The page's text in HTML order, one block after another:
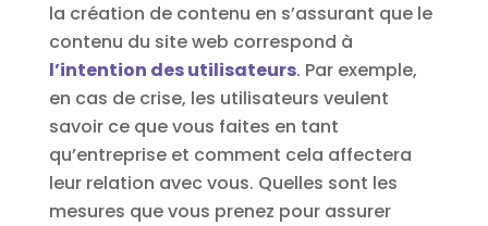
la création de contenu en s’assurant que le
contenu du site web correspond à
l’intention des utilisateurs. Par exemple,
en cas de crise, les utilisateurs veulent
savoir ce que vous faites en tant
qu’entreprise et comment cela affectera
leur relation avec vous. Quelles sont les
mesures que vous prenez pour assurer